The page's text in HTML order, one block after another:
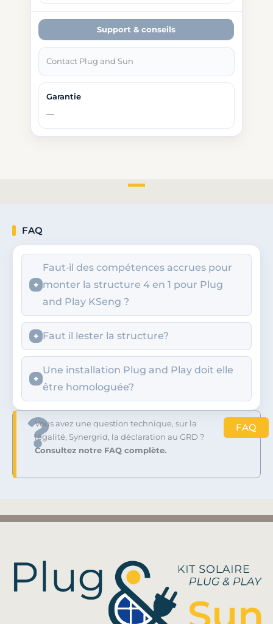
Support & conseils
Contact Plug and Sun
FAQ
Faut‑il des compétences accrues pour
monter la structure 4 en 1 pour Plug
and Play KSeng ?
Faut il lester la structure?
Une installation Plug and Play doit elle
être homologuée?
Vous avez une question technique, sur la
légalité, Synergrid, la déclaration au GRD ?
Consultez notre FAQ complète.
FAQ